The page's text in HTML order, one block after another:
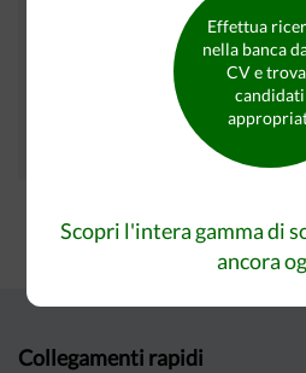
I tuoi annunci sono presenti inoltre
Collegamenti rapidi
Effettua
nella banca
CV e
candidati
Scopri l'intera gamma di
ancora